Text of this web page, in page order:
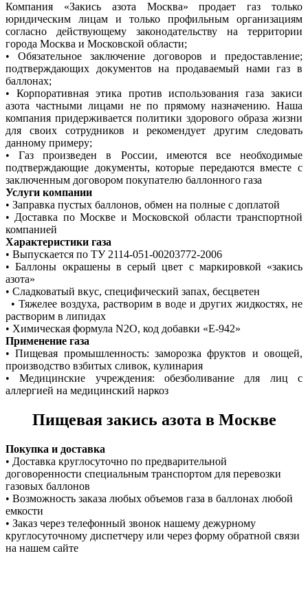
Компания «Закись азота Москва» продает газ только
юридическим лицам и только профильным организациям
согласно действующему законодательству на территории
города Москва и Московской области;
• Обязательное заключение договоров и предоставление;
подтверждающих документов на продаваемый нами газ в
баллонах;
• Корпоративная этика против использования газа закиси
азота частными лицами не по прямому назначению. Наша
компания придерживается политики здорового образа жизни
для своих сотрудников и рекомендует другим следовать
данному примеру;
• Газ произведен в России, имеются все необходимые
подтверждающие документы, которые передаются вместе с
заключенным договором покупателю баллонного газа
Услуги компании
• Заправка пустых баллонов, обмен на полные с доплатой
• Доставка по Москве и Московской области транспортной
компанией
Характеристики газа
• Выпускается по ТУ 2114-051-00203772-2006
• Баллоны окрашены в серый цвет с маркировкой «закись
азота»
• Сладковатый вкус, специфический запах, бесцветен
• Тяжелее воздуха, растворим в воде и других жидкостях, не
растворим в липидах
• Химическая формула N2O, код добавки «Е-942»
Применение газа
• Пищевая промышленность: заморозка фруктов и овощей,
производство взбитых сливок, кулинария
• Медицинские учреждения: обезболивание для лиц с
аллергией на медицинский наркоз
Пищевая закись азота в Москве
Покупка и доставка
• Доставка круглосуточно по предварительной
договоренности специальным транспортом для перевозки
газовых баллонов
• Возможность заказа любых объемов газа в баллонах любой
емкости
• Заказ через телефонный звонок нашему дежурному
круглосуточному диспетчеру или через форму обратной связи
на нашем сайте